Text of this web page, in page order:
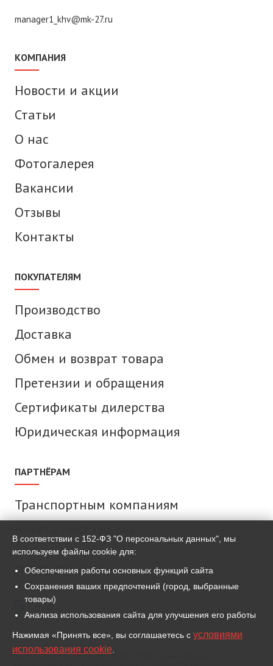
manager1_khv@mk-27.ru
КОМПАНИЯ
Новости и акции
Статьи
О нас
Фотогалерея
Вакансии
Отзывы
Контакты
ПОКУПАТЕЛЯМ
Производство
Доставка
Обмен и возврат товара
Претензии и обращения
Сертификаты дилерства
Юридическая информация
ПАРТНЁРАМ
Транспортным компаниям
СВЯЗАТЬСЯ С НАМИ
MAX
ВКонтакте
Для связи используем мессенджер MAX и иные сервисы,
В соответствии с 152-ФЗ "О персональных данных", мы
используем файлы cookie для:
Обеспечения работы основных функций сайта
Сохранения ваших предпочтений (город, выбранные
товары)
Анализа использования сайта для улучшения его работы
Нажимая «Принять все», вы соглашаетесь с условиями
использования cookie